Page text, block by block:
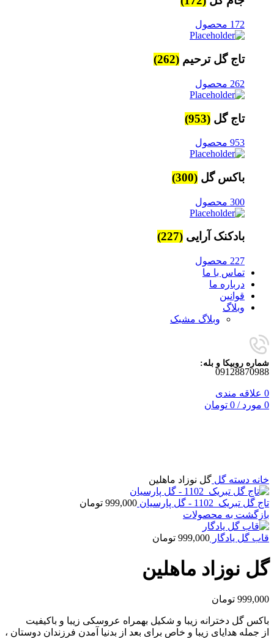
172 محصول
تاج گل ترحیم (262)
262 محصول
تاج گل (953)
953 محصول
باکس گل (300)
300 محصول
بادکنک آرایی (227)
227 محصول
تماس با ما
درباره ما
قوانین
وبلاگ
وبلاگ مشبک
شماره روبیکا و بله:
09128870988
0 علاقه مندی
0 مورد /
0 تومان
خانه دسته گل گل نوزاد ماهلین
تاج گل تبریک_1102 - گل پارسیان 999,000 تومان
بازگشت به محصولات
قاب گل یادگار 999,000 تومان
گل نوزاد ماهلین
999,000 تومان
باکس گل دخترانه زیبا و شکیل بهمراه عروسکی زیبا و باکیفیت
از جمله هدایای زیبا و خاص برای بعد از بدنیا آمدن فرزندان دوستان ،